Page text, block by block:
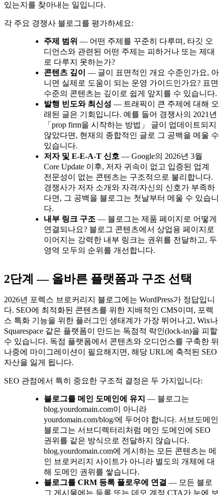
있는지를 찾아내는 일입니다.
각 주요 경쟁사 블로그를 평가하세요:
주제 범위 — 어떤 주제를 꾸준히 다루며, 타깃 오
디언스와 관련된 어떤 주제는 피하거나 또는 제대
로 다루지 못하는가?
콘텐츠 깊이 — 글이 표면적인 개요 수준인가요, 아
니면 실제로 도움이 되는 운영 가이드인가요? 표면
수준의 콘텐츠는 깊이로 쉽게 앞지를 수 있습니다.
발행 빈도와 최신성 — 트래픽이 큰 주제에 대해 오
래된 글은 기회입니다. 예를 들어 경쟁사의 2021년
「prop firm을 시작하는 방법」 글이 업데이트되지
않았다면, 현재의 종합적인 글로 그 공백을 메울 수
있습니다.
저자 및 E-E-A-T 신호 — Google의 2026년 3월
Core Update 이후, 저자 귀속이 없고 입증된 업계
전문성이 없는 콘텐츠는 구조적으로 불리합니다.
경쟁사가 저자 소개와 자격/자신의 신호가 부족하
다면, 그 공백을 블로그는 첫날부터 메울 수 있습니
다.
내부 링크 구조 — 블로그는 제품 페이지로 어떻게
연결되나요? 블로그 콘텐츠에서 상업용 페이지로
이어지는 강력한 내부 링크는 권위를 전달하고, 두
영역 모두의 순위를 개선합니다.
2단계 — 올바른 플랫폼과 구조 선택
2026년 포렉스 브로커리지 블로그에는 WordPress가 정답입니
다. SEO에 최적화된 콘텐츠를 위한 지배적인 CMS이며, 포렉
스 특화 기능을 위한 플러그인 생태계가 가장 뛰어나고, Wix나
Squarespace 같은 플랫폼이 만드는 독점적 락인(lock-in)을 피할
수 있습니다. 독점 플랫폼에서 콘텐츠와 오디언스를 구축한 뒤
나중에 마이그레이션이 필요해지면, 해당 URL에 축적된 SEO
자산을 잃게 됩니다.
SEO 관점에서 특히 중요한 구조적 결정은 두 가지입니다:
블로그를 메인 도메인에 유지 — 블로그는
blog.yourdomain.com이 아니라
yourdomain.com/blog/에 두어야 합니다. 서브도메인
블로그는 서브디렉터리처럼 메인 도메인에 SEO
권위를 같은 방식으로 전달하지 않습니다.
blog.yourdomain.com에 게시하는 모든 콘텐츠는 메
인 브로커리지 사이트가 아니라 별도의 개체에 대
해 도메인 권위를 쌓습니다.
블로그를 CRM 등록 플로우에 연결 — 모든 블로
그 게시물에는 등록 또는 데모 계정 CTA가 눈에 보